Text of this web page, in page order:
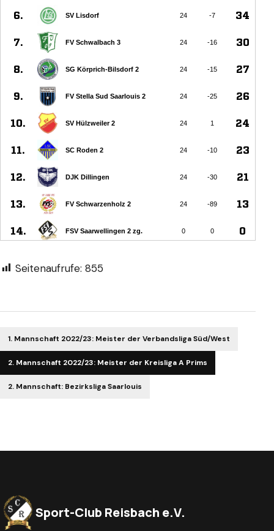
Seitenaufrufe: 855
1. Mannschaft 2022/23: Meister der Verbandsliga Süd/West
2. Mannschaft 2022/23: Meister der Kreisliga A Prims
2. Mannschaft: Bezirksliga Saarlouis
Sport-Club Reisbach e.V.